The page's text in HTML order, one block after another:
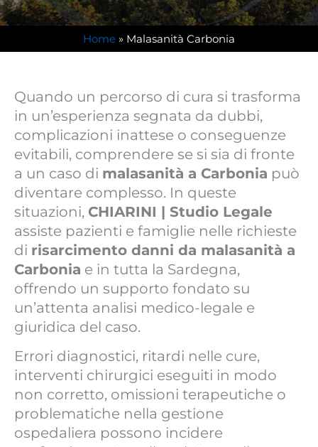
Home » Malasanità Carbonia
Quando un percorso di cura si trasforma
in un’esperienza segnata da dubbi,
complicazioni inattese o conseguenze
evitabili, comprendere se si sia di fronte
a un caso di malasanità a Carbonia può
diventare complesso. In queste
situazioni, CHIARINI | Studio Legale
assiste pazienti e famiglie nelle richieste
di risarcimento danni da malasanità a
Carbonia e in tutta la Sardegna,
offrendo un supporto fondato su
un’attenta analisi medico-legale e
giuridica del caso.
Errori diagnostici, ritardi nelle cure,
interventi chirurgici eseguiti in modo
non corretto, omissioni terapeutiche o
problematiche nella gestione
ospedaliera possono incidere